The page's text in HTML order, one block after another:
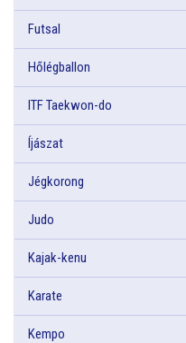
Futsal
Hőlégballon
ITF Taekwon-do
Íjászat
Jégkorong
Judo
Kajak-kenu
Karate
Kempo